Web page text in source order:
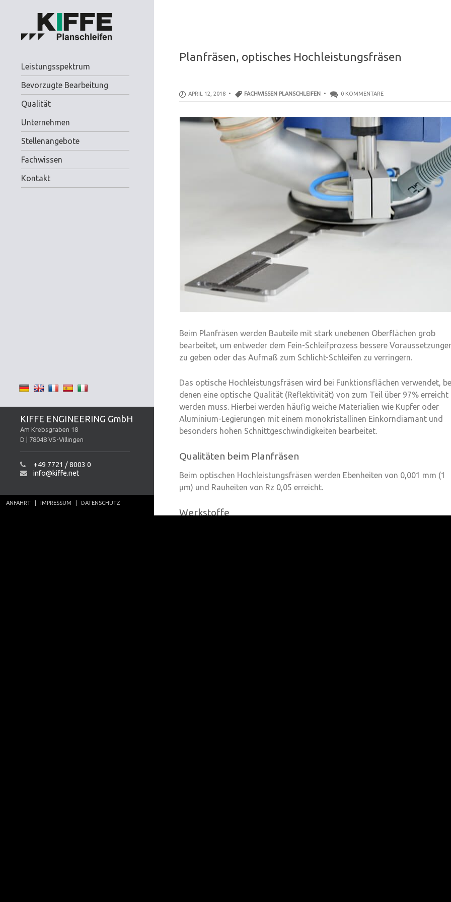
Leistungsspektrum
Bevorzugte Bearbeitung
Qualität
Unternehmen
Stellenangebote
Fachwissen
Kontakt
KIFFE ENGINEERING GmbH
Am Krebsgraben 18
D | 78048 VS-Villingen
+49 7721 / 8003 0
info@kiffe.net
ANFAHRT IMPRESSUM DATENSCHUTZ
Planfräsen, optisches Hochleistungsfräsen
APRIL 12, 2018 • FACHWISSEN PLANSCHLEIFEN • 0 KOMMENTARE
Beim Planfräsen werden Bauteile mit stark unebenen Oberflächen grob
bearbeitet, um entweder dem Fein-Schleifprozess bessere
zu geben oder das Aufmaß zum Schlicht-Schleifen zu verringern.
Das optische Hochleistungsfräsen wird bei Funktionsflächen verwendet,
denen eine optische Qualität (Reflektivität) von zum Teil über 97% erreicht
werden muss. Hierbei werden häufig weiche Materialien wie Kupfer oder
Aluminium-Legierungen mit einem monokristallinen Einkorndiamant und
besonders hohen Schnittgeschwindigkeiten bearbeitet.
Qualitäten beim Planfräsen
Beim optischen Hochleistungsfräsen werden Ebenheiten von 0,001 mm (1
µm) und Rauheiten von Rz 0,05 erreicht.
Werkstoffe